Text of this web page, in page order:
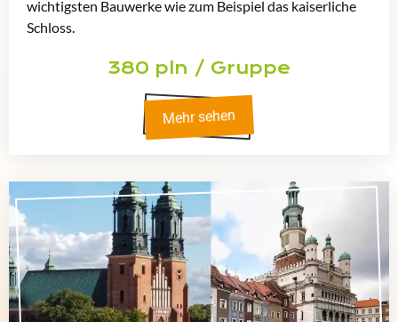
wichtigsten Bauwerke wie zum Beispiel das kaiserliche
Schloss.
380 pln / Gruppe
Mehr sehen